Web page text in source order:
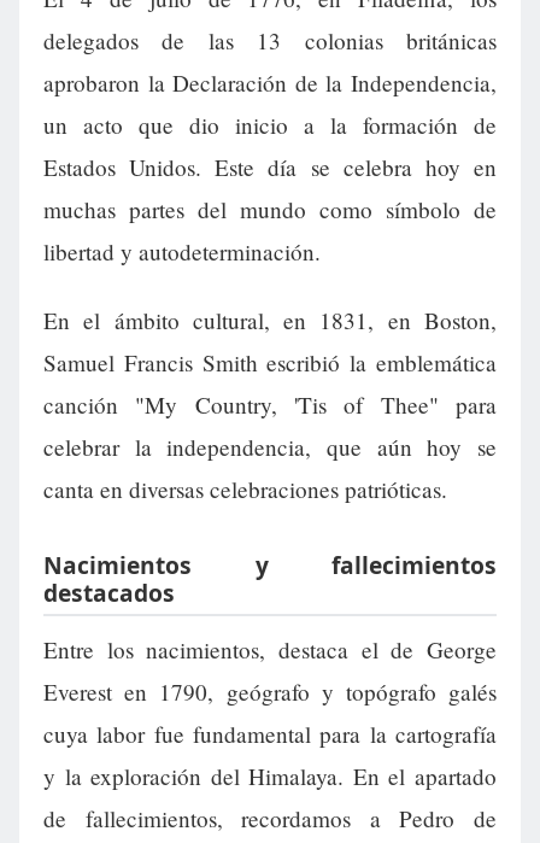
delegados de las 13 colonias británicas
aprobaron la Declaración de la Independencia,
un acto que dio inicio a la formación de
Estados Unidos. Este día se celebra hoy en
muchas partes del mundo como símbolo de
libertad y autodeterminación.
En el ámbito cultural, en 1831, en Boston,
Samuel Francis Smith escribió la emblemática
canción "My Country, 'Tis of Thee" para
celebrar la independencia, que aún hoy se
canta en diversas celebraciones patrióticas.
Nacimientos y fallecimientos
destacados
Entre los nacimientos, destaca el de George
Everest en 1790, geógrafo y topógrafo galés
cuya labor fue fundamental para la cartografía
y la exploración del Himalaya. En el apartado
de fallecimientos, recordamos a Pedro de